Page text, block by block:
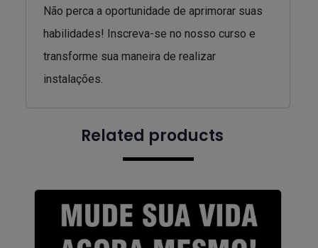
Não perca a oportunidade de aprimorar suas
habilidades! Inscreva-se no nosso curso e
transforme sua maneira de realizar
instalações.
Related products